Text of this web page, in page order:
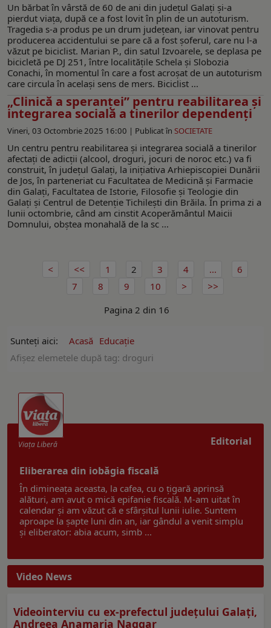
Un bărbat în vârstă de 60 de ani din județul Galați și-a
pierdut viața, după ce a fost lovit în plin de un autoturism.
Tragedia s-a produs pe un drum județean, iar vinovat pentru
producerea accidentului se pare că a fost șoferul, care nu l-a
văzut pe biciclist. Marian P., din satul Izvoarele, se deplasa pe
bicicletă pe DJ 251, între localitățile Schela și Slobozia
Conachi, în momentul în care a fost acroșat de un autoturism
care circula în același sens de mers. Biciclist ...
„Clinică a speranței” pentru reabilitarea și
integrarea socială a tinerilor dependenţi
Vineri, 03 Octombrie 2025 16:00 | Publicat în SOCIETATE
Un centru pentru reabilitarea și integrarea socială a tinerilor
afectați de adicții (alcool, droguri, jocuri de noroc etc.) va fi
construit, în județul Galați, la inițiativa Arhiepiscopiei Dunării
de Jos, în parteneriat cu Facultatea de Medicină și Farmacie
din Galați, Facultatea de Istorie, Filosofie și Teologie din
Galați și Centrul de Detenție Tichilești din Brăila. În prima zi a
lunii octombrie, când am cinstit Acoperământul Maicii
Domnului, obștea monahală de la sc ...
1 2 3 4 ...
6
7
8 9
10
Pagina 2 din 16
Sunteți aici: Acasă Educație
Afişez elemetele după tag: droguri
Editorial
Viaţa Liberă
Eliberarea din iobăgia fiscală
În dimineața aceasta, la cafea, cu o țigară aprinsă
alături, am avut o mică epifanie fiscală. M-am uitat în
calendar și am văzut că e sfârșitul lunii iulie. Suntem
aproape la șapte luni din an, iar gândul a venit simplu
și eliberator: abia acum, simb ...
Video News
Videointerviu cu ex-prefectul judeţului Galaţi,
Andreea Anamaria Naggar